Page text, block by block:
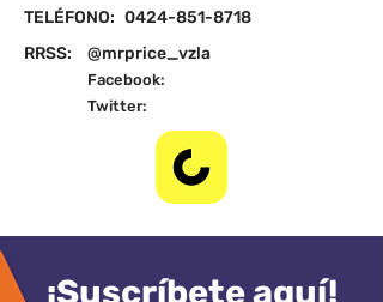
TELÉFONO: 0424-851-8718
RRSS:
@mrprice_vzla
Facebook:
Twitter:
¡Suscríbete aquí!